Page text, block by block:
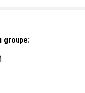
groupe: